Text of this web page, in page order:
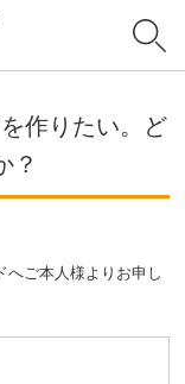
作りたい。ど
？
へご本人様よりお申し